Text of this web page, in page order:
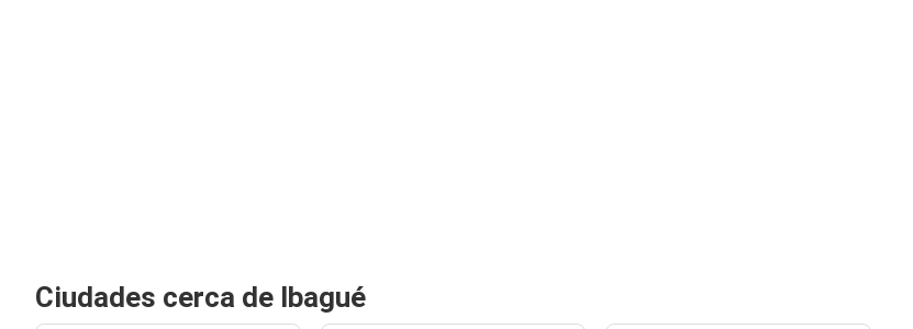
Ciudades cerca de Ibagué